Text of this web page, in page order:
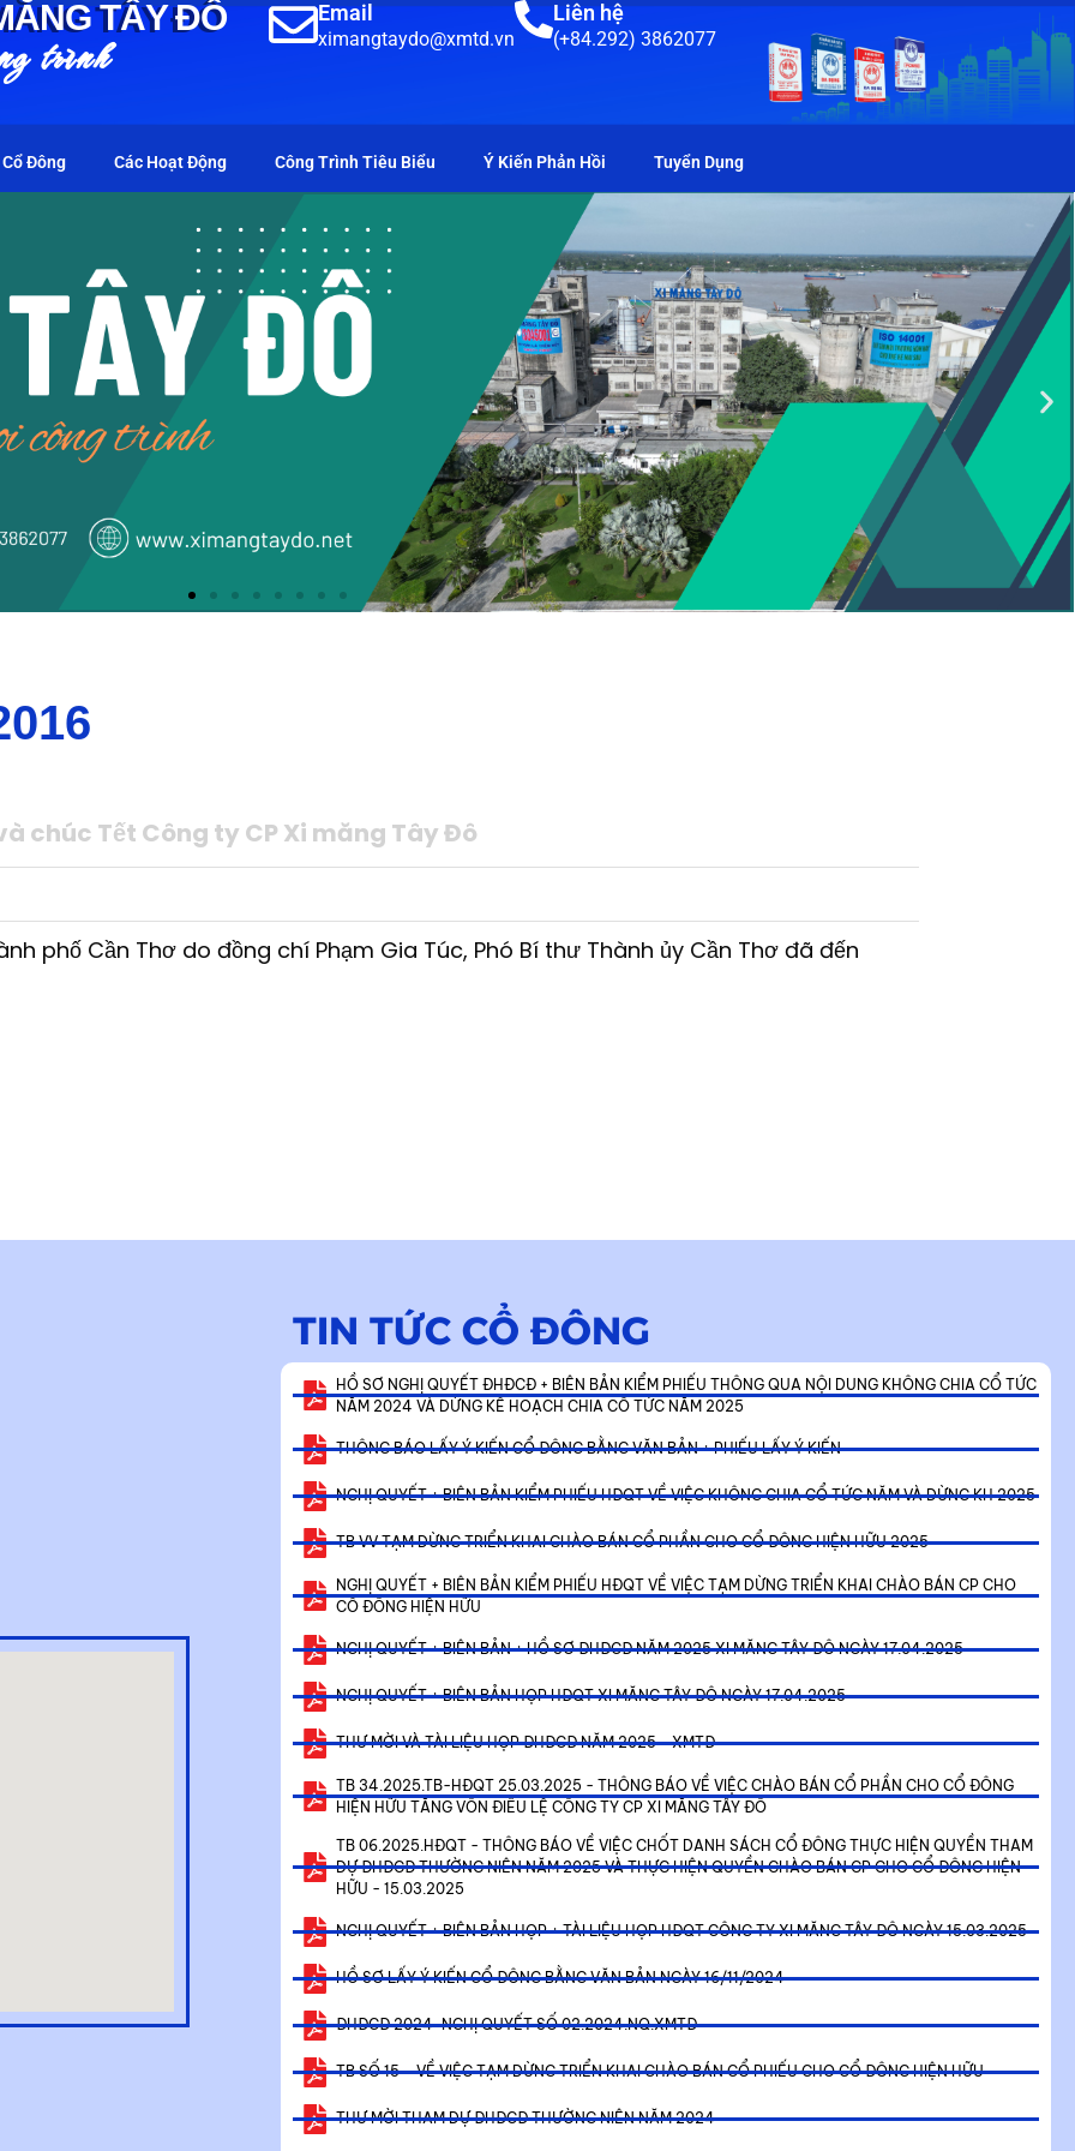
TÂY ĐÔ
trình
Email
ximangtaydo@xmtd.vn
Liên hệ
(+84.292) 3862077
Đông Các Hoạt Động Công Trình Tiêu Biểu Ý Kiến Phản Hồi Tuyển Dụng
chúc Tết Công ty CP Xi măng Tây Đô
phố Cần Thơ do đồng chí Phạm Gia Túc, Phó Bí thư Thành ủy Cần Thơ đã đến
TIN TỨC CỔ ĐÔNG
HỒ SƠ NGHỊ QUYẾT ĐHĐCĐ + BIÊN BẢN KIỂM PHIẾU THÔNG QUA NỘI DUNG KHÔNG CHIA CỔ TỨC
NĂM 2024 VÀ DỪNG KẾ HOẠCH CHIA CỔ TỨC NĂM 2025
THÔNG BÁO LẤY Ý KIẾN CỔ ĐÔNG BẰNG VĂN BẢN + PHIẾU LẤY Ý KIẾN
NGHỊ QUYẾT + BIÊN BẢN KIỂM PHIẾU HĐQT VỀ VIỆC KHÔNG CHIA CỔ TỨC NĂM VÀ DỪNG KH 2025
TB VV TẠM DỪNG TRIỂN KHAI CHÀO BÁN CỔ PHẦN CHO CỔ ĐÔNG HIỆN HỮU 2025
NGHỊ QUYẾT + BIÊN BẢN KIỂM PHIẾU HĐQT VỀ VIỆC TẠM DỪNG TRIỂN KHAI CHÀO BÁN CP CHO
CỔ ĐÔNG HIỆN HỮU
NGHỊ QUYẾT + BIÊN BẢN + HỒ SƠ ĐHĐCĐ NĂM 2025 XI MĂNG TÂY ĐÔ NGÀY 17.04.2025
NGHỊ QUYẾT + BIÊN BẢN HỌP HĐQT XI MĂNG TÂY ĐÔ NGÀY 17.04.2025
THƯ MỜI VÀ TÀI LIỆU HỌP ĐHĐCĐ NĂM 2025 - XMTĐ
TB 34.2025.TB-HĐQT 25.03.2025 - THÔNG BÁO VỀ VIỆC CHÀO BÁN CỔ PHẦN CHO CỔ ĐÔNG
HIỆN HỮU TĂNG VỐN ĐIỀU LỆ CÔNG TY CP XI MĂNG TÂY ĐÔ
TB 06.2025.HĐQT - THÔNG BÁO VỀ VIỆC CHỐT DANH SÁCH CỔ ĐÔNG THỰC HIỆN QUYỀN THAM
DỰ ĐHĐCĐ THƯỜNG NIÊN NĂM 2025 VÀ THỰC HIỆN QUYỀN CHÀO BÁN CP CHO CỔ ĐÔNG HIỆN
HỮU - 15.03.2025
NGHỊ QUYẾT + BIÊN BẢN HỌP + TÀI LIỆU HỌP HĐQT CÔNG TY XI MĂNG TÂY ĐÔ NGÀY 15.03.2025
HỒ SƠ LẤY Ý KIẾN CỔ ĐÔNG BẰNG VĂN BẢN NGÀY 16/11/2024
ĐHĐCĐ 2024-NGHỊ QUYẾT SỐ 02.2024.NQ.XMTĐ
TB SỐ 15 – VỀ VIỆC TẠM DỪNG TRIỂN KHAI CHÀO BÁN CỔ PHIẾU CHO CỔ ĐÔNG HIỆN HỮU
THƯ MỜI THAM DỰ ĐHĐCĐ THƯỜNG NIÊN NĂM 2024